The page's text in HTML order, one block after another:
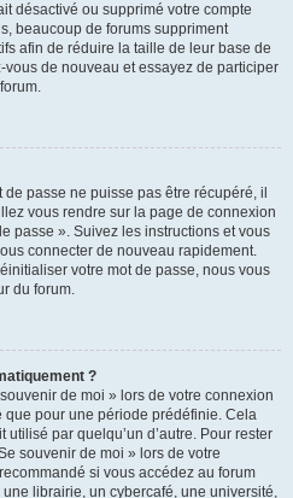
désactivé ou supprimé votre compte
beaucoup de forums suppriment
afin de réduire la taille de leur base de
de nouveau et essayez de participer
passe ne puisse pas être récupéré, il
vous rendre sur la page de connexion
passe ». Suivez les instructions et vous
connecter de nouveau rapidement.
votre mot de passe, nous vous
du forum.
?
de moi » lors de votre connexion
que pour une période prédéfinie. Cela
utilisé par quelqu’un d’autre. Pour rester
souvenir de moi » lors de votre
si vous accédez au forum
librairie, un cybercafé, une université,